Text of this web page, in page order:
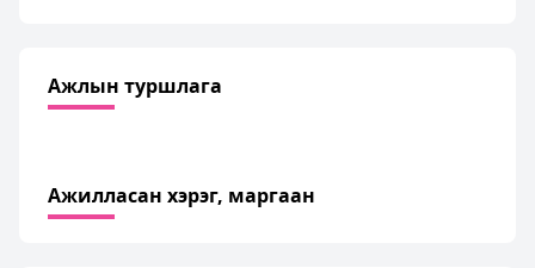
Ажлын туршлага
Ажилласан хэрэг, маргаан